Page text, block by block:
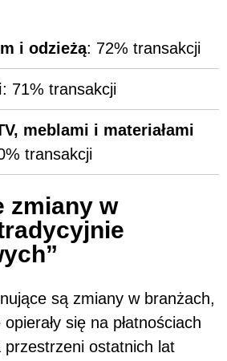
i odzieżą: 72% transakcji
: 71% transakcji
meblami i materiałami
transakcji
zmiany w
są zmiany w branżach,
się na płatnościach
przestrzeni ostatnich lat